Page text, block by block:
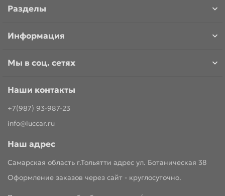
Разделы
Информация
Мы в соц. сетях
Наши контакты
+7(987) 93-987-23
info@luccar.ru
Наш адрес
Самарская область г.Тольятти адрес ул. Ботаническая 38
Оформление заказов через сайт - круглосуточно.